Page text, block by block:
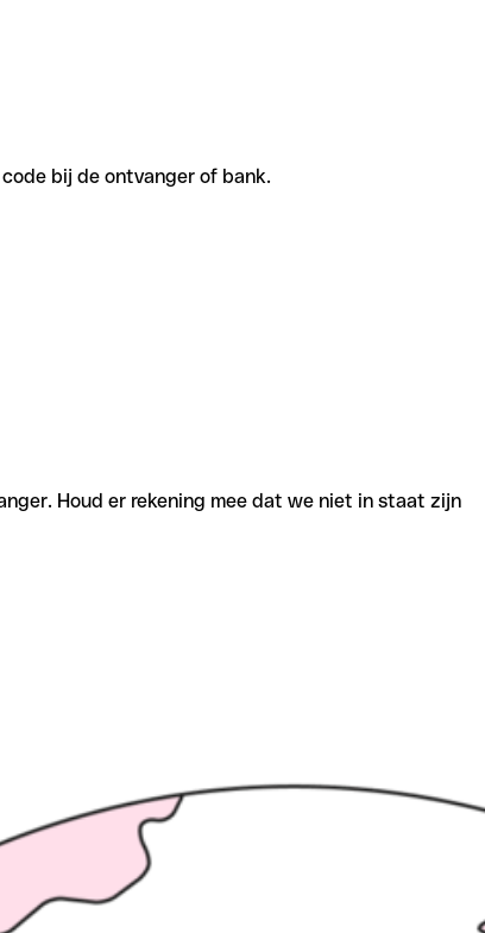
bij de ontvanger of bank.
Houd er rekening mee dat we niet in staat zijn